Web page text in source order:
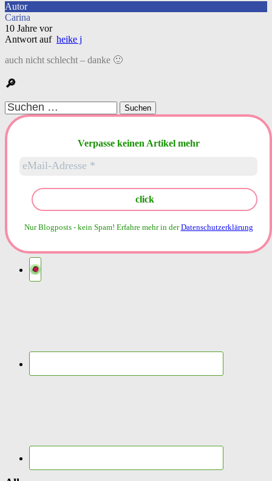
Autor
Carina
10 Jahre vor
Antwort auf heike j
auch nicht schlecht – danke 🙂
🔎
Suchen
nach:
Verpasse keinen Artikel mehr
Nur Blogposts - kein Spam! Erfahre mehr in derDatenschutzerklärung